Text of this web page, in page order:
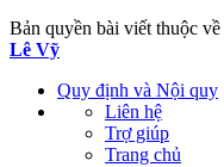
Bản quyền bài viết thuộc về
Lê Vỹ
Quy định và Nội quy
Liên hệ
Trợ giúp
Trang chủ